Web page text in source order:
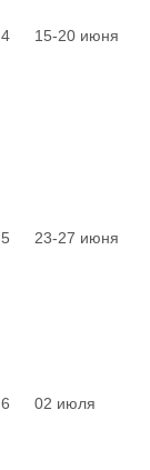
4 15-20 июня
5 23-27 июня
6 02 июля